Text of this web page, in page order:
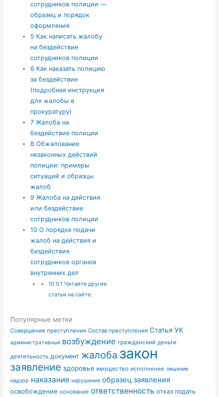
сотрудников полиции —
образец и порядок
оформления
5 Как написать жалобу
на бездействие
сотрудников полиции
6 Как наказать полицию
за бездействие
(подробная инструкция
для жалобы в
прокуратуру)
7 Жалоба на
бездействие полиции
8 Обжалование
незаконных действий
полиции: примеры
ситуаций и образцы
жалоб
9 Жалоба на действия
или бездействие
сотрудников полиции
10 О порядке подачи
жалоб на действия и
бездействия
сотрудников органов
внутренних дел
10.0.1 Читайте другие
статьи на сайте:
Популярные метки
Совершение преступления Состав преступления Статья УК
административный возбуждение гражданский деньги
деятельность документ жалоба закон
заявление здоровье имущество исполнение лишение
надзор наказание нарушение образец заявления
освобождение основание ответственность отказ подать